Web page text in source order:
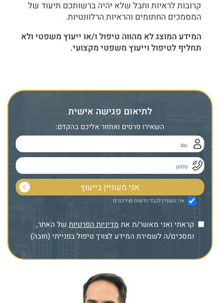
קרובות לראיות וחבל שלא יהיה ברשותכם תיעוד של
המסמכים החתומים והראיות הרלוונטיות.
המידע המוצג לא מהווה טיפול ו/או ייעוץ משפטי ולא
תחליף לטיפול וייעוץ משפטי מקצועי.
לתיאום פגישה אישית
השאירו פרטים ואחזור אליכם בהקדם:
אני מעוניין לקבל חדשות ועידכונים
קראתי ואני מאשר/ת את מדיניות הפרטיות של האתר,
ומסכים/ה לשמירת המידע לצורך טיפול בפנייתי (חובה)